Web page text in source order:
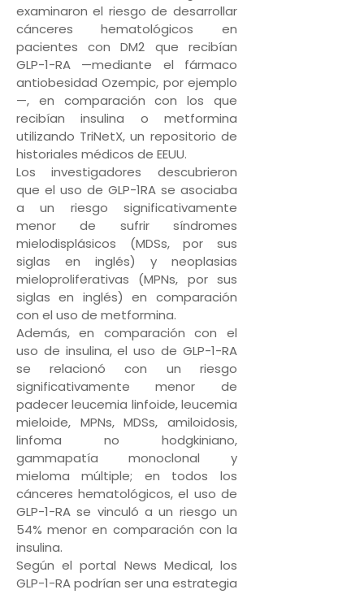
examinaron el riesgo de desarrollar
cánceres hematológicos en
pacientes con DM2 que recibían
GLP-1-RA —mediante el fármaco
antiobesidad Ozempic, por ejemplo
—, en comparación con los que
recibían insulina o metformina
utilizando TriNetX, un repositorio de
historiales médicos de EEUU.
Los investigadores descubrieron
que el uso de GLP-1RA se asociaba
a un riesgo significativamente
menor de sufrir síndromes
mielodisplásicos (MDSs, por sus
siglas en inglés) y neoplasias
mieloproliferativas (MPNs, por sus
siglas en inglés) en comparación
con el uso de metformina.
Además, en comparación con el
uso de insulina, el uso de GLP-1-RA
se relacionó con un riesgo
significativamente menor de
padecer leucemia linfoide, leucemia
mieloide, MPNs, MDSs, amiloidosis,
linfoma no hodgkiniano,
gammapatía monoclonal y
mieloma múltiple; en todos los
cánceres hematológicos, el uso de
GLP-1-RA se vinculó a un riesgo un
54% menor en comparación con la
insulina.
Según el portal News Medical, los
GLP-1-RA podrían ser una estrategia